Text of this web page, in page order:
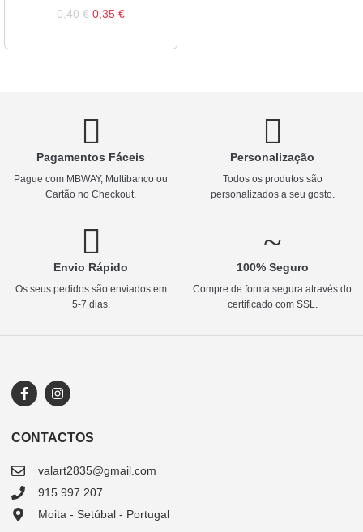
0,40€ 0,35 €
Pagamentos Fáceis
Pague com MBWAY, Multibanco ou
Cartão no Checkout.
Personalização
Todos os produtos são
personalizados a seu gosto.
Envio Rápido
Os seus pedidos são enviados em
5-7 dias.
100% Seguro
Compre de forma segura através do
certificado com SSL.
CONTACTOS
valart2835@gmail.com
915 997 207
Moita - Setúbal - Portugal